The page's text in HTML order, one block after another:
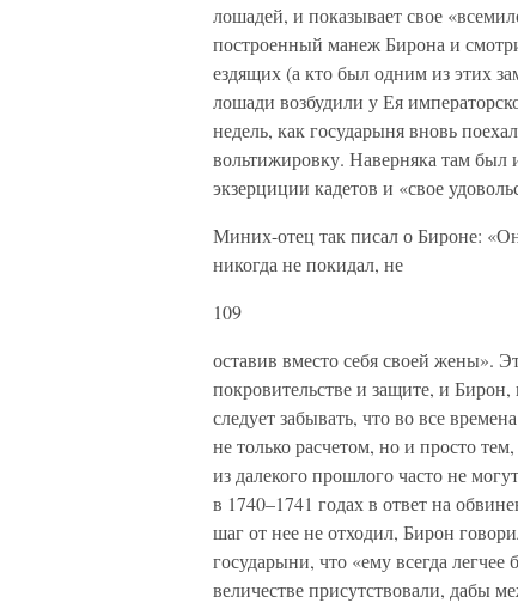
лошадей, и показывает свое
построенный манеж Бирона и
ездящих (а кто был одним из этих
лошади возбудили у Ея
недель, как государыня вновь
вольтижировку. Наверняка там был
экзерциции кадетов и «свое
Миних-отец так писал о Бироне:
никогда не покидал, не
109
оставив вместо себя своей жены».
покровительстве и защите, и
следует забывать, что во все
не только расчетом, но и просто
из далекого прошлого часто не
в 1740–1741 годах в ответ на
шаг от нее не отходил, Бирон
государыни, что «ему всегда
величестве присутствовали, дабы